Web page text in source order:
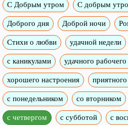
С Добрым утром C добрым
Доброго дня Доброй ночи
Стихи о любви удачной недели
с каникулами удачного
хорошего настроения
с понедельником со вторником
с четвергом с субботой с